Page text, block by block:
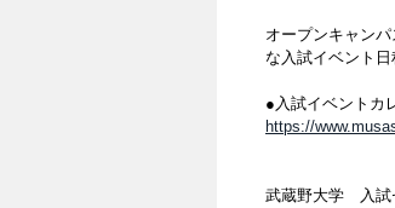
オープンキャン
な入試イベント日
●入試イベントカ
https://
武蔵野大学 入試